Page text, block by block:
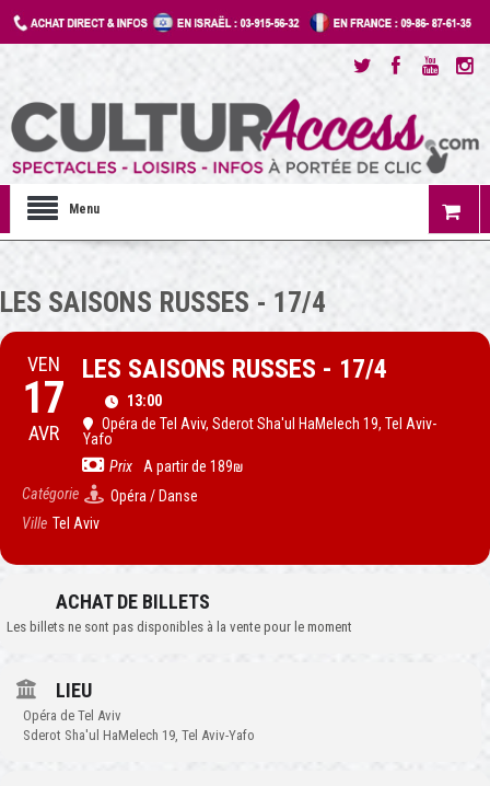
Menu
LES SAISONS RUSSES - 17/4
VEN
17
AVR
LES SAISONS RUSSES - 17/4
13:00
Opéra de Tel Aviv, Sderot Sha'ul HaMelech 19, Tel Aviv-
Yafo
Prix
A partir de 189₪
Catégorie
Opéra / Danse
Ville Tel Aviv
ACHAT DE BILLETS
Les billets ne sont pas disponibles à la vente pour le moment
LIEU
Opéra de Tel Aviv
Sderot Sha'ul HaMelech 19, Tel Aviv-Yafo